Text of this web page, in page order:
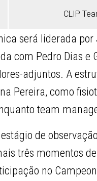
CLIP
será liderada por
com Pedro Dias e
adjuntos. A
Pereira, como
team
estágio de
três momentos
no